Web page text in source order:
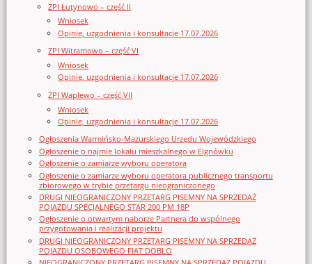
ZPI Łutynowo – część II
Wniosek
Opinie, uzgodnienia i konsultacje 17.07.2026
ZPI Witramowo – część VI
Wniosek
Opinie, uzgodnienia i konsultacje 17.07.2026
ZPI Waplewo – część VII
Wniosek
Opinie, uzgodnienia i konsultacje 17.07.2026
Ogłoszenia Warmińsko-Mazurskiego Urzędu Wojewódzkiego
Ogłoszenie o najmie lokalu mieszkalnego w Elgnówku
Ogłoszenie o zamiarze wyboru operatora
Ogłoszenie o zamiarze wyboru operatora publicznego transportu
zbiorowego w trybie przetargu nieograniczonego
DRUGI NIEOGRANICZONY PRZETARG PISEMNY NA SPRZEDAŻ
POJAZDU SPECJALNEGO STAR 200 PM 18P
Ogłoszenie o otwartym naborze Partnera do wspólnego
przygotowania i realizacji projektu
DRUGI NIEOGRANICZONY PRZETARG PISEMNY NA SPRZEDAŻ
POJAZDU OSOBOWEGO FIAT DOBLO